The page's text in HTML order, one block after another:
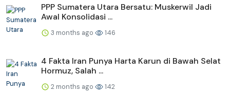
PPP Sumatera Utara Bersatu: Muskerwil Jadi
Awal Konsolidasi ...
3 months ago 146
4 Fakta Iran Punya Harta Karun di Bawah Selat
Hormuz, Salah ...
2 months ago 142